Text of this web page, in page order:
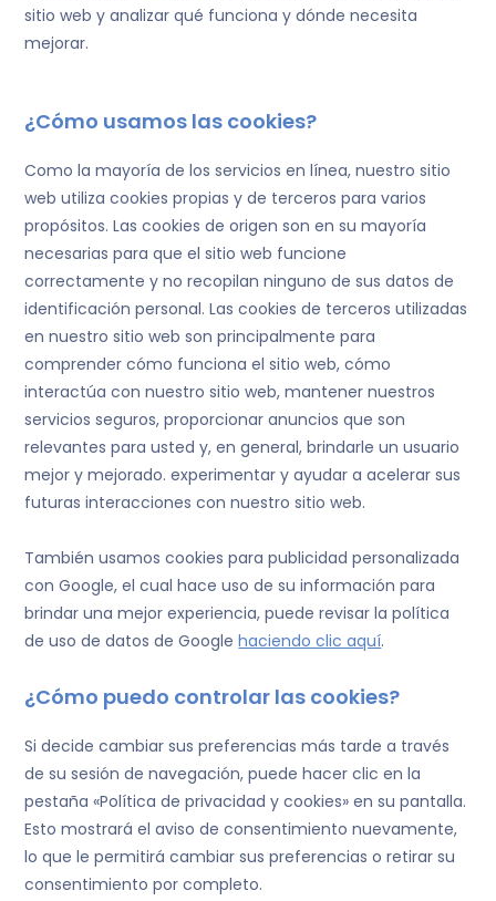
sitio web y analizar qué funciona y dónde necesita
mejorar.
¿Cómo usamos las cookies?
Como la mayoría de los servicios en línea, nuestro sitio
web utiliza cookies propias y de terceros para varios
propósitos. Las cookies de origen son en su mayoría
necesarias para que el sitio web funcione
correctamente y no recopilan ninguno de sus datos de
identificación personal. Las cookies de terceros utilizadas
en nuestro sitio web son principalmente para
comprender cómo funciona el sitio web, cómo
interactúa con nuestro sitio web, mantener nuestros
servicios seguros, proporcionar anuncios que son
relevantes para usted y, en general, brindarle un usuario
mejor y mejorado. experimentar y ayudar a acelerar sus
futuras interacciones con nuestro sitio web.
También usamos cookies para publicidad personalizada
con Google, el cual hace uso de su información para
brindar una mejor experiencia, puede revisar la política
de uso de datos de Googlehaciendo clic aquí.
¿Cómo puedo controlar las cookies?
Si decide cambiar sus preferencias más tarde a través
de su sesión de navegación, puede hacer clic en la
pestaña «Política de privacidad y cookies» en su pantalla.
Esto mostrará el aviso de consentimiento nuevamente,
lo que le permitirá cambiar sus preferencias o retirar su
consentimiento por completo.